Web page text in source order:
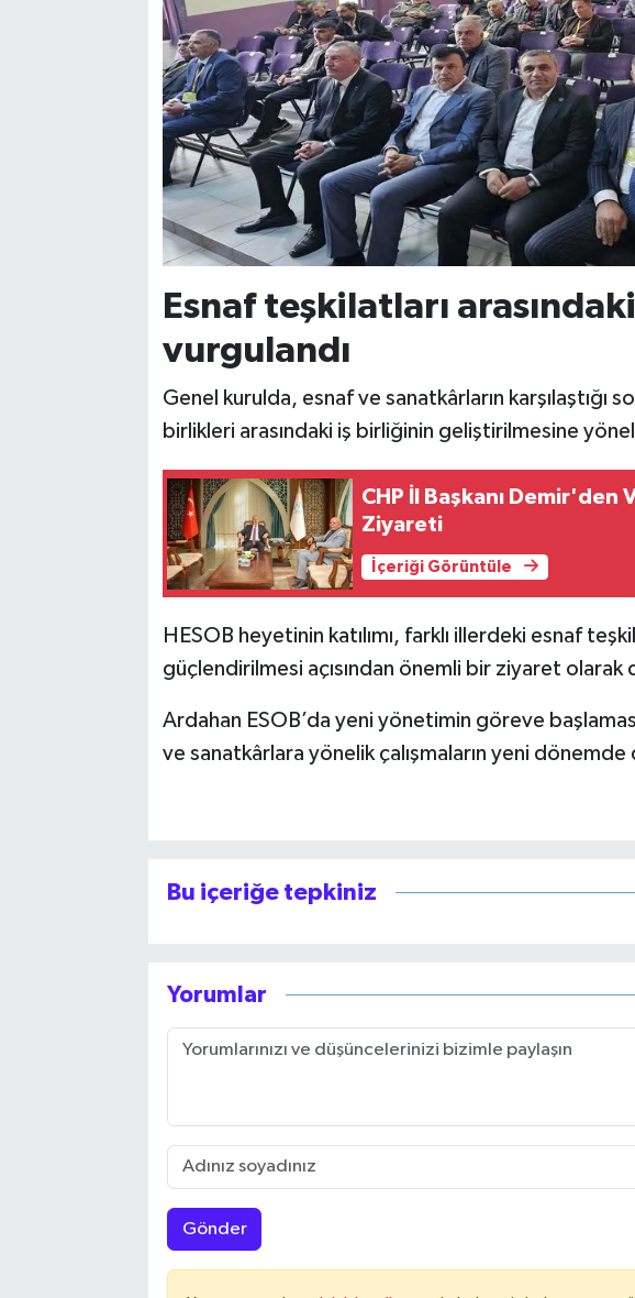
Esnaf teşkilatları
vurgulandı
Genel kurulda, esnaf ve sanatkârların karşılaştığı
birlikleri arasındaki iş birliğinin geliştirilmesine
CHP İl Başkanı Demir'den
Ziyareti
İçeriği Görüntüle
HESOB heyetinin katılımı, farklı illerdeki esnaf
güçlendirilmesi açısından önemli bir ziyaret
Ardahan ESOB’da yeni yönetimin göreve
ve sanatkârlara yönelik çalışmaların yeni
Bu içeriğe tepkiniz
Yorumlar
Gönder